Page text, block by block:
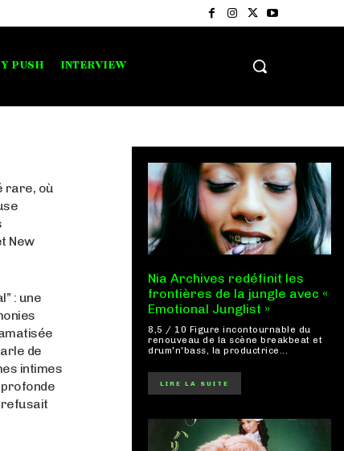
PUSH INTERVIEW
rare, où
New
: une
de
intimes
profonde
Nia Archives redéfinit les
frontières de la jungle avec «
Emotional Junglist »
8,5 / 10 Figure incontournable du
renouveau de la scène breakbeat et
drum'n'bass, la productrice...
LIRE LA SUITE